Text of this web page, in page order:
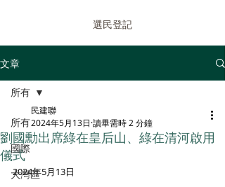
選民登記
文章
所有
國際
大灣區
所有
劉國勳出席綠在皇后山、綠在清河啟用
儀式
民建聯
2024年5月13日 讀畢需時 2 分鐘
2024年5月13日